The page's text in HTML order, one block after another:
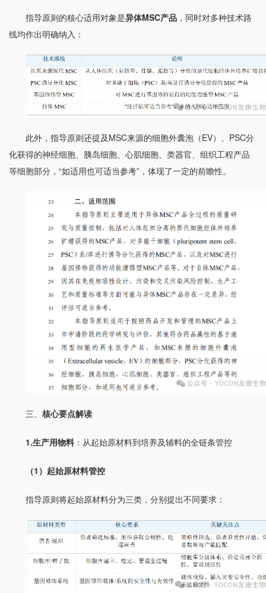
指导原则的核心适用对象是异体MSC产品 ，同时对多种技术路
线均作出明确纳入：
此外，指导原则还提及MSC来源的细胞外囊泡（EV）、PSC分
化获得的神经细胞、胰岛细胞、心肌细胞、类器官、组织工程产品
等细胞部分，“如适用也可适当参考”，体现了一定的前瞻性。
三、 核心要点解读
1.生产用物料 ： 从起始原材料到培养及辅料的全链条管控
（1）起始原材料管控
指导原则将起始原材料分为三类，分别提出不同要求：